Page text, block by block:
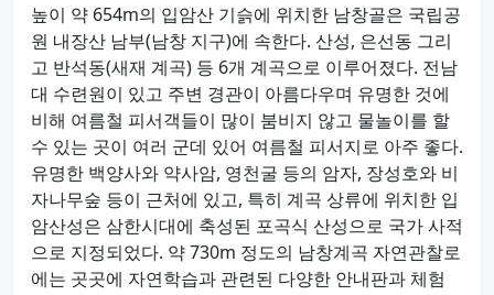
높이 약 654m의 입암산 기슭에 위치한 남창골은 국립공
원 내장산 남부(남창 지구)에 속한다. 산성, 은선동 그리
고 반석동(새재 계곡) 등 6개 계곡으로 이루어졌다. 전남
대 수련원이 있고 주변 경관이 아름다우며 유명한 것에
비해 여름철 피서객들이 많이 붐비지 않고 물놀이를 할
수 있는 곳이 여러 군데 있어 여름철 피서지로 아주 좋다.
유명한 백양사와 약사암, 영천굴 등의 암자, 장성호와 비
자나무숲 등이 근처에 있고, 특히 계곡 상류에 위치한 입
암산성은 삼한시대에 축성된 포곡식 산성으로 국가 사적
으로 지정되었다. 약 730m 정도의 남창계곡 자연관찰로
에는 곳곳에 자연학습과 관련된 다양한 안내판과 체험